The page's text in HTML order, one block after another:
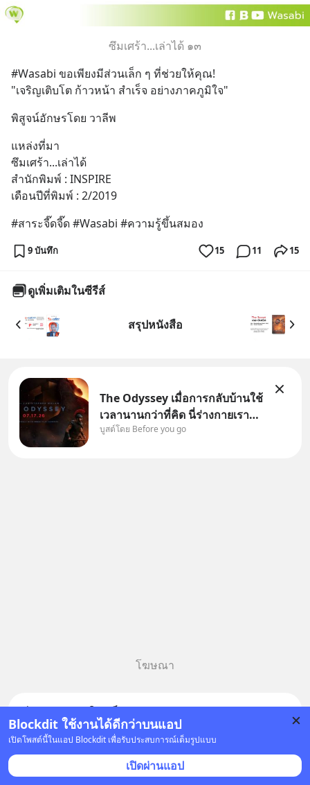
Blockdit ใช้งานได้ดีกว่าบนแอป
เปิดโพสต์นี้ในแอป Blockdit เพื่อรับประสบการณ์เต็มรูปแบบ
เปิดผ่านแอป
ซึมเศร้า...เล่าได้ ๑๓
#Wasabi ขอเพียงมีส่วนเล็ก ๆ ที่ช่วยให้คุณ!
"เจริญเติบโต ก้าวหน้า สำเร็จ อย่างภาคภูมิใจ"
พิสูจน์อักษรโดย วาลีพ
แหล่งที่มา
ซึมเศร้า...เล่าได้
สำนักพิมพ์ : INSPIRE
เดือนปีที่พิมพ์ : 2/2019
#สาระจี๊ดจี๊ด #Wasabi #ความรู้ขึ้นสมอง
9 บันทึก 15 11 15
ดูเพิ่มเติมในซีรีส์
สรุปหนังสือ
The Odyssey เมื่อการกลับบ้านใช้
เวลานานกว่าที่คิด นี่ร่างกายเรา
ต้องการกลับบ้านจริงหรือ
บูสต์โดย Before you go
โฆษณา
กำลังนิยมในบล็อกดิต
WealthThink ยืนยันแล้ว
3 ชั่วโมงที่แล้ว • ธุรกิจ
รู้จักแนวคิด สร้างธุรกิจล้านล้าน